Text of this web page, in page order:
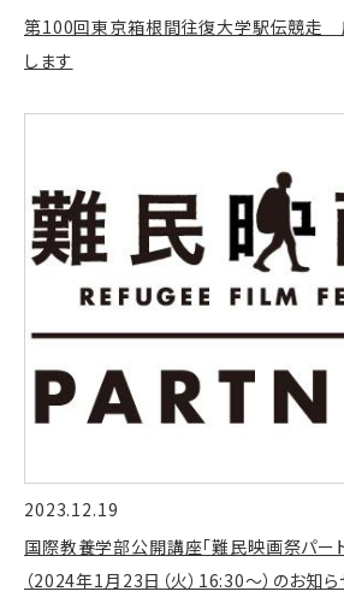
第100回東京箱根間往復大学駅伝競走
します
2023.12.19
国際教養学部公開講座「難民映画祭パー
（2024年1月23日（火）16:30〜）のお知ら